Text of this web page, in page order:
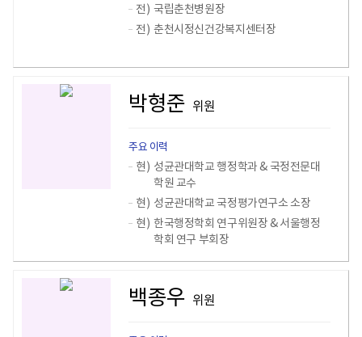
전) 국립춘천병원장
전) 춘천시정신건강복지센터장
박형준 위원
주요 이력
현) 성균관대학교 행정학과 & 국정전문대
학원 교수
현) 성균관대학교 국정평가연구소 소장
현) 한국행정학회 연구위원장 & 서울행정
학회 연구 부회장
백종우 위원